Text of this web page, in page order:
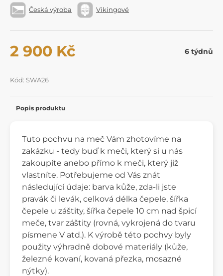
Česká výroba Vikingové
2 900 Kč 6 týdnů
Kód: SWA26
Popis produktu
Tuto pochvu na meč Vám zhotovíme na
zakázku - tedy buď k meči, který si u nás
zakoupíte anebo přímo k meči, který již
vlastníte. Potřebujeme od Vás znát
následující údaje: barva kůže, zda-li jste
pravák či levák, celková délka čepele, šířka
čepele u záštity, šířka čepele 10 cm nad špicí
meče, tvar záštity (rovná, vykrojená do tvaru
písmene V atd.). K výrobě této pochvy byly
použity výhradně dobové materiály (kůže,
železné kovaní, kovaná přezka, mosazné
nýtky).